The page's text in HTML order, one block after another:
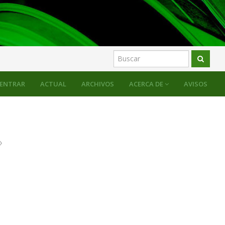
ACTUAL ARCHIVOS ACERCA DE AVISOS
ENTRAR